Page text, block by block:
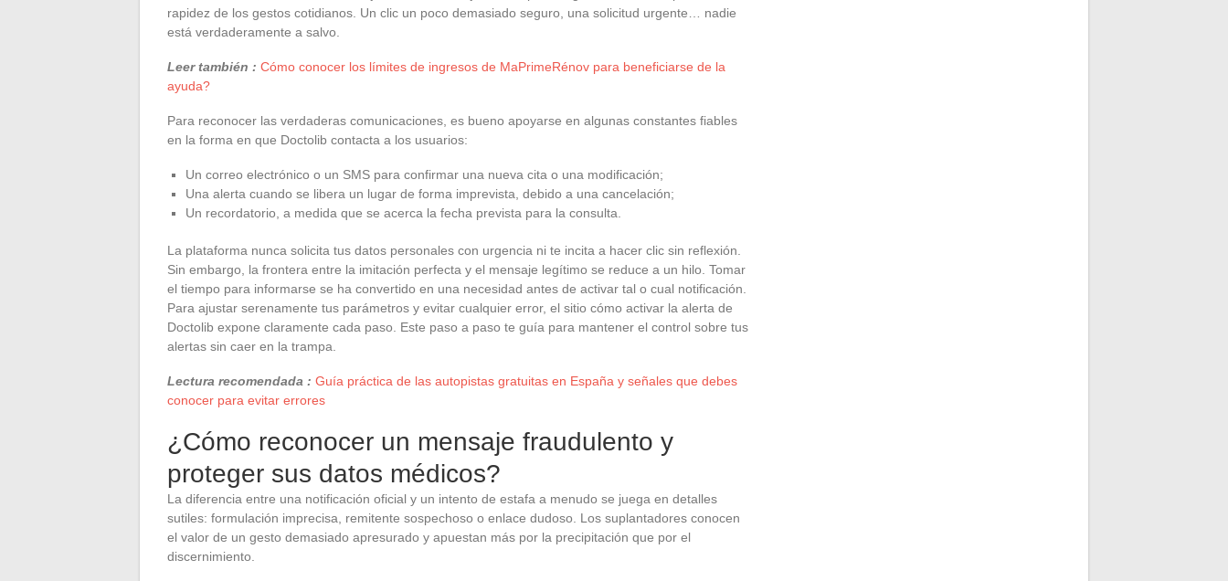
rapidez de los gestos cotidianos. Un clic un poco demasiado seguro, una solicitud urgente… nadie
está verdaderamente a salvo.
Leer también : Cómo conocer los límites de ingresos de MaPrimeRénov para beneficiarse de la
ayuda?
Para reconocer las verdaderas comunicaciones, es bueno apoyarse en algunas constantes fiables
en la forma en que Doctolib contacta a los usuarios:
Un correo electrónico o un SMS para confirmar una nueva cita o una modificación;
Una alerta cuando se libera un lugar de forma imprevista, debido a una cancelación;
Un recordatorio, a medida que se acerca la fecha prevista para la consulta.
La plataforma nunca solicita tus datos personales con urgencia ni te incita a hacer clic sin reflexión.
Sin embargo, la frontera entre la imitación perfecta y el mensaje legítimo se reduce a un hilo. Tomar
el tiempo para informarse se ha convertido en una necesidad antes de activar tal o cual notificación.
Para ajustar serenamente tus parámetros y evitar cualquier error, el sitio cómo activar la alerta de
Doctolib expone claramente cada paso. Este paso a paso te guía para mantener el control sobre tus
alertas sin caer en la trampa.
Lectura recomendada : Guía práctica de las autopistas gratuitas en España y señales que debes
conocer para evitar errores
¿Cómo reconocer un mensaje fraudulento y
proteger sus datos médicos?
La diferencia entre una notificación oficial y un intento de estafa a menudo se juega en detalles
sutiles: formulación imprecisa, remitente sospechoso o enlace dudoso. Los suplantadores conocen
el valor de un gesto demasiado apresurado y apuestan más por la precipitación que por el
discernimiento.